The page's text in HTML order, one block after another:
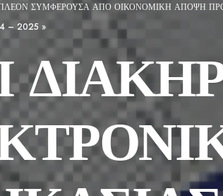
ΣΥΜΦΕΡΟΥΣΑ ΑΠΟ ΟΙΚΟΝΟΜΙΚΗ ΑΠΟΨΗ
– 2025 »